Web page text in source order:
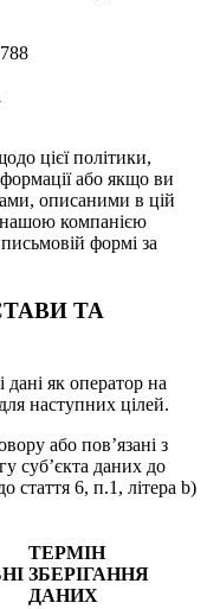
цієї політики,
або якщо ви
описаними в цій
нашою компанією
формі за
ТА
як оператор на
наступних цілей.
або пов’язані з
суб’єкта даних до
стаття 6, п.1, літера b)
ТЕРМІН
ЗБЕРІГАННЯ
ДАНИХ